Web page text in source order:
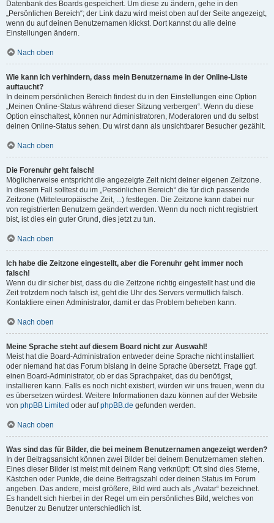
Datenbank des Boards gespeichert. Um diese zu ändern, gehe in den
„Persönlichen Bereich“; der Link dazu wird meist oben auf der Seite angezeigt,
wenn du auf deinen Benutzernamen klickst. Dort kannst du alle deine
Einstellungen ändern.
Nach oben
Wie kann ich verhindern, dass mein Benutzername in der Online-Liste
auftaucht?
In deinem persönlichen Bereich findest du in den Einstellungen eine Option
„Meinen Online-Status während dieser Sitzung verbergen“. Wenn du diese
Option einschaltest, können nur Administratoren, Moderatoren und du selbst
deinen Online-Status sehen. Du wirst dann als unsichtbarer Besucher gezählt.
Nach oben
Die Forenuhr geht falsch!
Möglicherweise entspricht die angezeigte Zeit nicht deiner eigenen Zeitzone.
In diesem Fall solltest du im „Persönlichen Bereich“ die für dich passende
Zeitzone (Mitteleuropäische Zeit, ...) festlegen. Die Zeitzone kann dabei nur
von registrierten Benutzern geändert werden. Wenn du noch nicht registriert
bist, ist dies ein guter Grund, dies jetzt zu tun.
Nach oben
Ich habe die Zeitzone eingestellt, aber die Forenuhr geht immer noch
falsch!
Wenn du dir sicher bist, dass du die Zeitzone richtig eingestellt hast und die
Zeit trotzdem noch falsch ist, geht die Uhr des Servers vermutlich falsch.
Kontaktiere einen Administrator, damit er das Problem beheben kann.
Nach oben
Meine Sprache steht auf diesem Board nicht zur Auswahl!
Meist hat die Board-Administration entweder deine Sprache nicht installiert
oder niemand hat das Forum bislang in deine Sprache übersetzt. Frage ggf.
einen Board-Administrator, ob er das Sprachpaket, das du benötigst,
installieren kann. Falls es noch nicht existiert, würden wir uns freuen, wenn du
es übersetzen würdest. Weitere Informationen dazu können auf der Website
von phpBB Limited oder aufphpBB.de gefunden werden.
Nach oben
Was sind das für Bilder, die bei meinem Benutzernamen angezeigt werden?
In der Beitragsansicht können zwei Bilder bei deinem Benutzernamen stehen.
Eines dieser Bilder ist meist mit deinem Rang verknüpft: Oft sind dies Sterne,
Kästchen oder Punkte, die deine Beitragszahl oder deinen Status im Forum
angeben. Das andere, meist größere, Bild wird auch als „Avatar“ bezeichnet.
Es handelt sich hierbei in der Regel um ein persönliches Bild, welches von
Benutzer zu Benutzer unterschiedlich ist.